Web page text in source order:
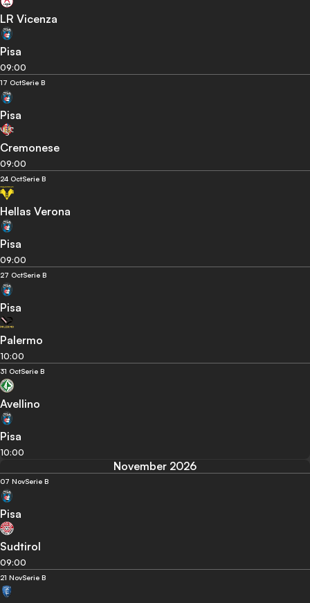
LR Vicenza
Pisa
09:00
17 OctSerie B
Pisa
Cremonese
09:00
24 OctSerie B
Hellas Verona
Pisa
09:00
27 OctSerie B
Pisa
Palermo
10:00
31 OctSerie B
Avellino
Pisa
10:00
November 2026
07 NovSerie B
Pisa
Sudtirol
09:00
21 NovSerie B